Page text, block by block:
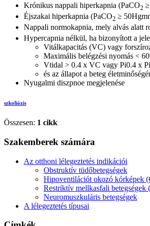
Krónikus nappali hiperkapnia (PaCO2
Éjszakai hiperkapnia (PaCO2 ≥
Nappali normokapnia, mely alvás alatt
Hypercapnia nélkül, ha bizonyított a
Vitálkapacitás (VC) vagy
Maximális belégzési nyomás <
Vtidal > 0.4 x VC vagy Pi0.4 x
és az állapot a beteg
Nyugalmi diszpnoe megjelenése
szkoliózis
Összesen: 1 cikk
Szakemberek számára
Az otthoni lélegeztetés indikációi
Obstruktív tüdőbetegségek
Hipoventilációt okozó kórképek
Restriktív mellkasfali betegségek
Neuromuszkuláris betegségek
A lélegeztetés típusai